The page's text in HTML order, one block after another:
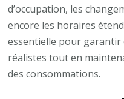
d’occupation, les
encore les horaires
essentielle pour
réalistes tout en
des consommations.